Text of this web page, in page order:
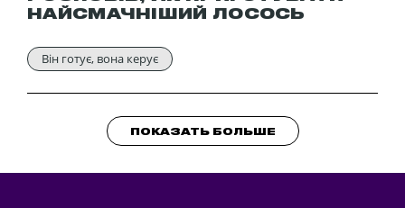
НАЙСМАЧНІШИЙ ЛОСОСЬ
Він готує, вона керує
ПОКАЗАТЬ БОЛЬШЕ